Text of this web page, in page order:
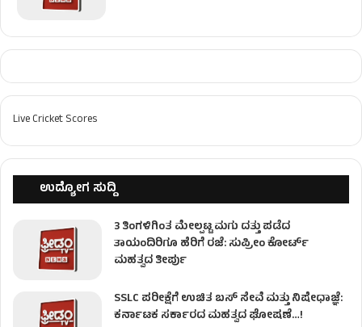
Live Cricket Scores
ಉದ್ಯೋಗ ಸುದ್ದಿ
3 ತಿಂಗಳಿಗಿಂತ ಮೇಲ್ಪಟ್ಟ ಮಗು ದತ್ತು ಪಡೆದ
ತಾಯಂದಿರಿಗೂ ಹೆರಿಗೆ ರಜೆ: ಸುಪ್ರೀಂ ಕೋರ್ಟ್
ಮಹತ್ವದ ತೀರ್ಪು
SSLC ಪರೀಕ್ಷೆಗೆ ಉಚಿತ ಬಸ್ ಸೇವೆ ಮತ್ತು ನಿಷೇಧಾಜ್ಞೆ:
ಕರ್ನಾಟಕ ಸರ್ಕಾರದ ಮಹತ್ವದ ಘೋಷಣೆ…!